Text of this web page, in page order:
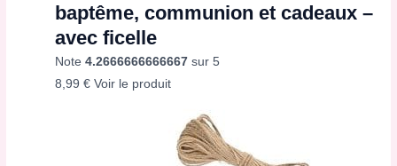
baptême, communion et cadeaux –
avec ficelle
Note4.2666666666667 sur 5
8,99€ Voir le produit